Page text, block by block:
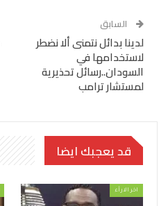
السابق
لدينا بدائل نتمنى ألا نضطر
لاستخدامها في
السودان..رسائل تحذيرية
لمستشار ترامب
قد يعجبك ايضا
اخر الارأء